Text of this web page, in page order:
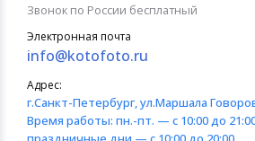
Звонок по России бесплатный
Электронная почта
info@kotofoto.ru
Адрес:
г.Санкт-Петербург, ул.Маршала
Время работы: пн.-пт. — с 10:00 до